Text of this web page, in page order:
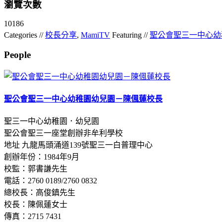
瀏覽次數
10186
Categories //校長分享, MamiTV Featuring //聖公會聖三一中心
People
聖公會聖三一中心幼稚園幼兒園－陳偑蓮校長
聖三一中心幼稚園．幼兒園
聖公會聖三一座堂創辦非牟利學校
地址 九龍馬頭涌道139號聖三一白普理中心
創辦年份：1984年9月
校監：郭書謙先生
電話：2760 0189/2760 0832
總校長：高俊鎮先生
校長：陳佩蓮女士
傳真：2715 7431